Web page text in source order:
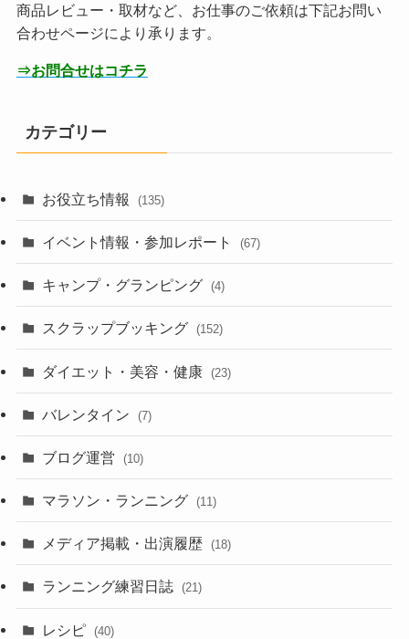
商品レビュー・取材など、お仕事のご依頼は下記お問い
合わせページにより承ります。
⇒お問合せはコチラ
カテゴリー
お役立ち情報 (135)
イベント情報・参加レポート (67)
キャンプ・グランピング (4)
スクラップブッキング (152)
ダイエット・美容・健康 (23)
バレンタイン (7)
ブログ運営 (10)
マラソン・ランニング (11)
メディア掲載・出演履歴 (18)
ランニング練習日誌 (21)
レシピ (40)